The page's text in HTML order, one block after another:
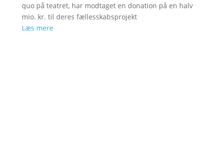
quo på teatret, har modtaget en donation på en halv
mio. kr. til deres fællesskabsprojekt
Læs mere